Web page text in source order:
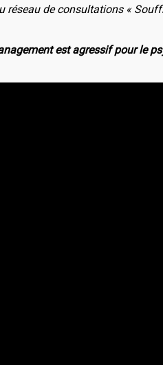
réseau de consultations «
est agressif pour le